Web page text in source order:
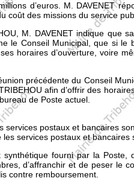
d’euros. M. DAVENET
coût des missions du service
M. DAVENET indique que
le Conseil Municipal, que si
horaires d’ouverture, voire
précédente du Conseil
afin d’offrir des
de Poste actuel.
services postaux et bancaires
services postaux et
fourni par la
d’affranchir et de peser
contre remboursement.